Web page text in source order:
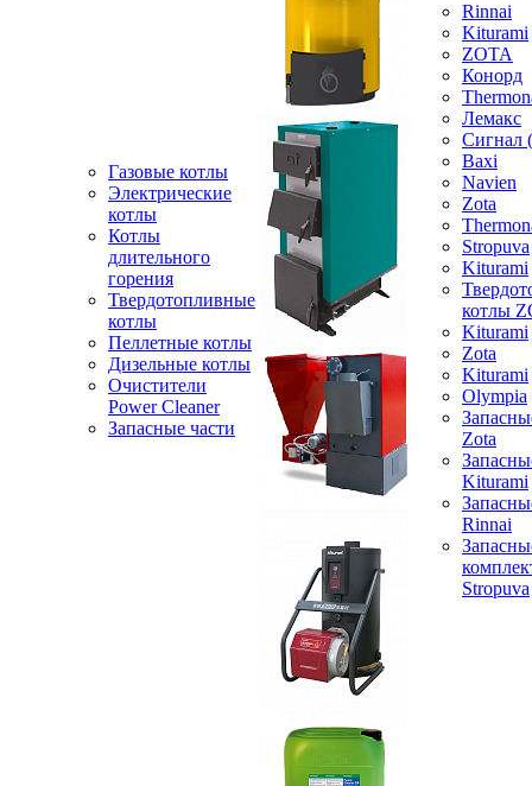
Газовые котлы
Электрические
котлы
Котлы
длительного
горения
Твердотопливные
котлы
Пеллетные котлы
Дизельные котлы
Очистители
Power Cleaner
Запасные части
Rinnai
Kiturami
ZOTA
Конорд
Лемакс
Baxi
Navien
Zota
Stropuva
Kiturami
котлы
Kiturami
Zota
Kiturami
Olympia
Zota
Kiturami
Rinnai
Stropuva